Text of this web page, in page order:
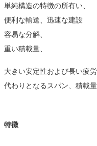
単純構造の特徴の所有い、
便利な輸送、迅速な建設
容易な分解、
重い積載量、
大きい安定性および長い疲
代わりとなるスパン、積載
特徴